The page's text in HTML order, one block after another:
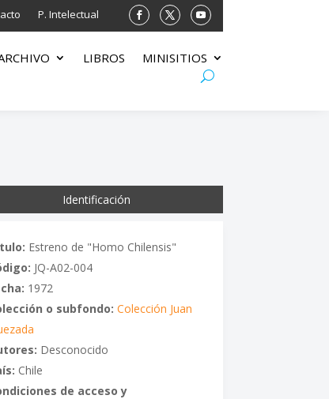
P. Intelectual
LIBROS MINISITIOS
Identificación
Estreno de "Homo Chilensis"
JQ-A02-004
1972
o subfondo: Colección Juan
Desconocido
Chile
de acceso y